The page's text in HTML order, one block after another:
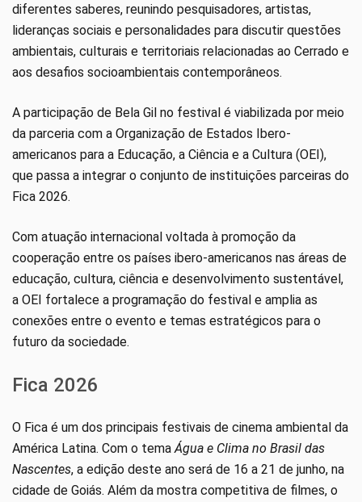
diferentes saberes, reunindo pesquisadores, artistas,
lideranças sociais e personalidades para discutir questões
ambientais, culturais e territoriais relacionadas ao Cerrado e
aos desafios socioambientais contemporâneos.
A participação de Bela Gil no festival é viabilizada por meio
da parceria com a Organização de Estados Ibero-
americanos para a Educação, a Ciência e a Cultura (OEI),
que passa a integrar o conjunto de instituições parceiras do
Fica 2026.
Com atuação internacional voltada à promoção da
cooperação entre os países ibero-americanos nas áreas de
educação, cultura, ciência e desenvolvimento sustentável,
a OEI fortalece a programação do festival e amplia as
conexões entre o evento e temas estratégicos para o
futuro da sociedade.
Fica 2026
O Fica é um dos principais festivais de cinema ambiental da
América Latina. Com o tema Água e Clima no Brasil das
Nascentes, a edição deste ano será de 16 a 21 de junho, na
cidade de Goiás. Além da mostra competitiva de filmes, o